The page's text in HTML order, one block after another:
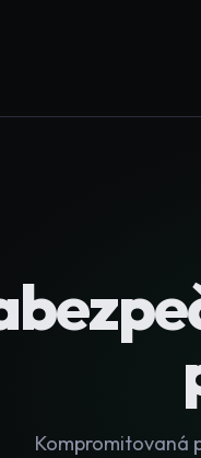
Kompromitovaná